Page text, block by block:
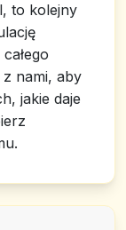
to kolejny
nami, aby
jakie daje